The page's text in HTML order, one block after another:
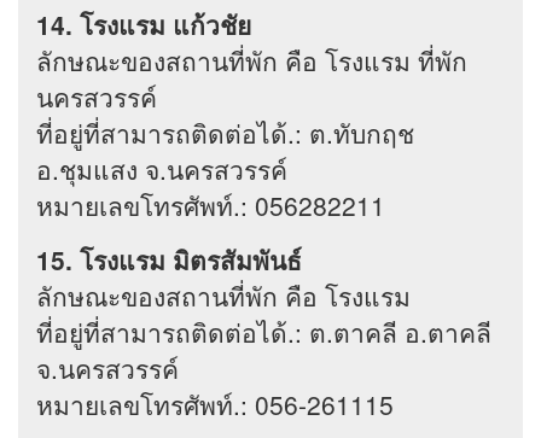
14. โรงแรม แก้วชัย
ลักษณะของสถานที่พัก คือ โรงแรม ที่พัก
นครสวรรค์
ที่อยู่ที่สามารถติดต่อได้.: ต.ทับกฤช
อ.ชุมแสง จ.นครสวรรค์
หมายเลขโทรศัพท์.: 056282211
15. โรงแรม มิตรสัมพันธ์
ลักษณะของสถานที่พัก คือ โรงแรม
ที่อยู่ที่สามารถติดต่อได้.: ต.ตาคลี อ.ตาคลี
จ.นครสวรรค์
หมายเลขโทรศัพท์.: 056-261115